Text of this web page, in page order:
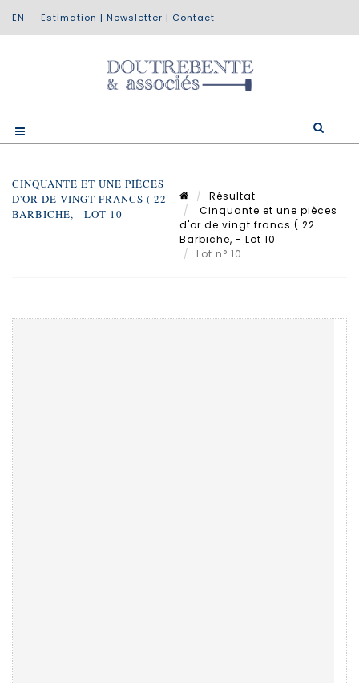
Estimation | Newsletter | Contact
CINQUANTE ET UNE PIÈCES
D'OR DE VINGT FRANCS ( 22
BARBICHE, - LOT 10
Résultat
Cinquante et une pièces
d'or de vingt francs ( 22
Barbiche, - Lot 10
Lot n° 10